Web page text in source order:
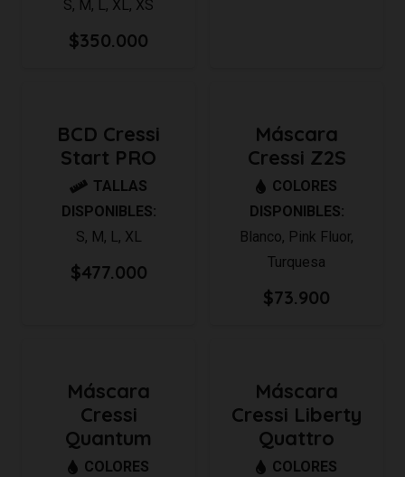
S, M , L, XL, XS
$350.000
BCD Cressi
Start PRO
TALLAS
DISPONIBLES:
S, M, L, XL
$477.000
Máscara
Cressi Z2S
COLORES
DISPONIBLES:
Blanco, Pink Fluor,
Turquesa
$73.900
Máscara
Cressi
Quantum
COLORES
Máscara
Cressi Liberty
Quattro
COLORES